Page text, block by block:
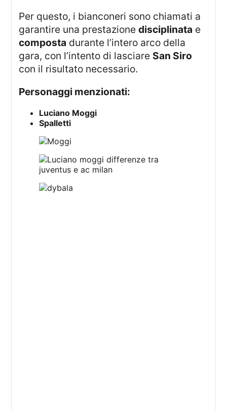
Per questo, i bianconeri sono chiamati a
garantire una prestazionedisciplinata e
composta durante l’intero arco della
gara, con l’intento di lasciare San Siro
con il risultato necessario.
Personaggi menzionati:
Luciano Moggi
Spalletti